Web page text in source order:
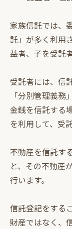
家族信託では、
託」が多く利用
益者、子を受託
受託者には、信
「分別管理義務
金銭を信託する
を利用して、受
不動産を信託す
と、その不動産
行います。
信託登記をする
財産ではなく、